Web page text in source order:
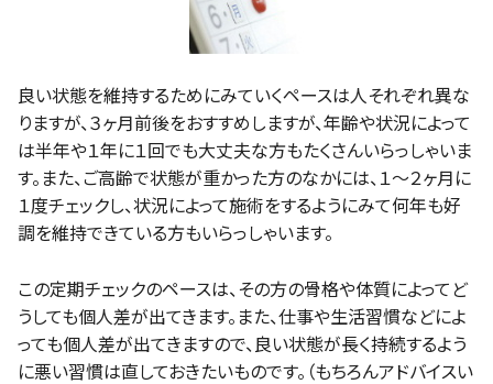
良い状態を維持するためにみていくペースは人それぞれ異な
りますが、３ヶ月前後をおすすめしますが、年齢や状況によって
は半年や１年に１回でも大丈夫な方もたくさんいらっしゃいま
す。また、ご高齢で状態が重かった方のなかには、１～２ヶ月に
１度チェックし、状況によって施術をするようにみて何年も好
調を維持できている方もいらっしゃいます。
この定期チェックのペースは、その方の骨格や体質によってど
うしても個人差が出てきます。また、仕事や生活習慣などによ
っても個人差が出てきますので、良い状態が長く持続するよう
に悪い習慣は直しておきたいものです。（もちろんアドバイスい